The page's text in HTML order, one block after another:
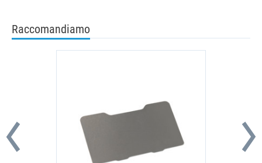
Raccomandiamo